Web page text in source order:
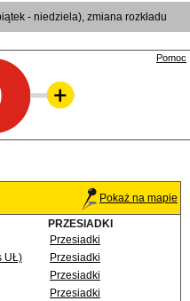
- niedziela), zmiana rozkładu
Pomoc
Pokaż na mapie
PRZESIADKI
Przesiadki
UŁ)
Przesiadki
Przesiadki
Przesiadki